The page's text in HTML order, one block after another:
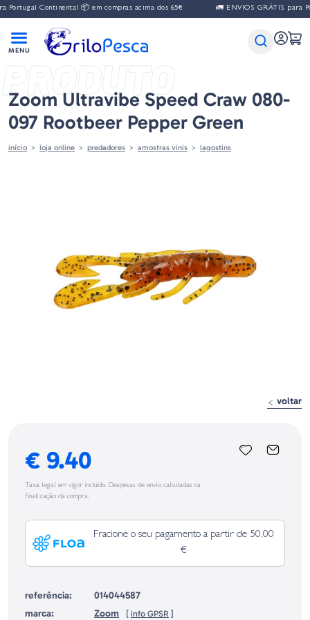
Continental 📦 em compras acima dos 65€ 🚛 ENVIOS GRÁTIS para
PRODUTO
Zoom Ultravibe Speed Craw 080-
097 Rootbeer Pepper Green
início loja online predadores amostras vinis lagostins
voltar
€ 9.40
Taxa legal em vigor incluído. Despesas de envio calculadas na
finalização da compra.
Fracione o seu pagamento a partir de 50,00
€
referência:
014044587
marca:
Zoom [ info GPSR ]